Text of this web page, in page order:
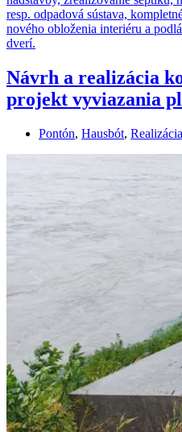
Návrh a realizácia
projekt vyviazania
Pontón, Hausbót,